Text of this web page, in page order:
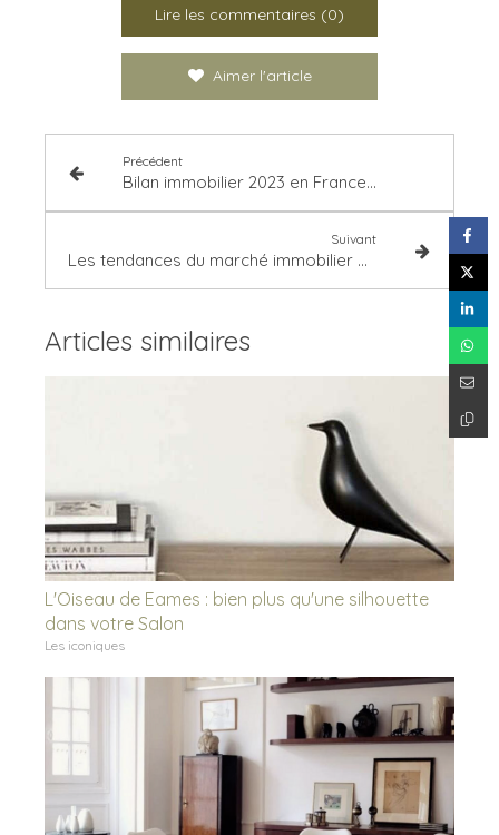
Lire les commentaires (0)
Aimer l'article
Précédent
Bilan immobilier 2023 en France : une année de transition ?
Suivant
Les tendances du marché immobilier en 2024 : tout ce que vous devez déjà savoir
Articles similaires
L'Oiseau de Eames : bien plus qu'une silhouette
dans votre Salon
Les iconiques